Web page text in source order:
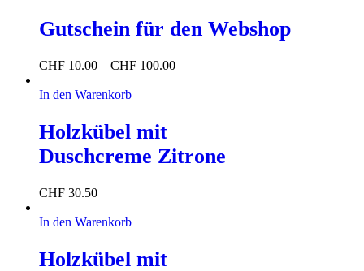
Gutschein für den Webshop
CHF 10.00 – CHF 100.00
In den Warenkorb
Holzkübel mit
Duschcreme Zitrone
CHF 30.50
In den Warenkorb
Holzkübel mit